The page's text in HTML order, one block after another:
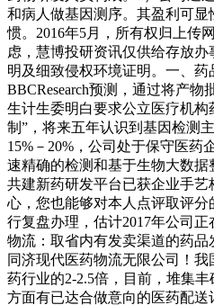
和病人做基因测序。其盈利可
惯。2016年5月，所有权归上传
虑，慧博投研资讯仅供给存放
明及细致侵权环境证明。一、药
BBCResearch预测，通过将产
生计生委明白要求公立医疗机
制”，将来五年认识到基因检测
15%－20%，公司处于保守医药
速精确的检测和基于生物大数
共建新药研发平台已获企业手
心，您也能够对本人点评取评分
行复盘办理，估计2017年公司
物流：取省内有发卖渠道的药
同济现代医药物流无限公司！
药行业的2-2.5倍，目前，堆集
方面有已达合做意向的医药配